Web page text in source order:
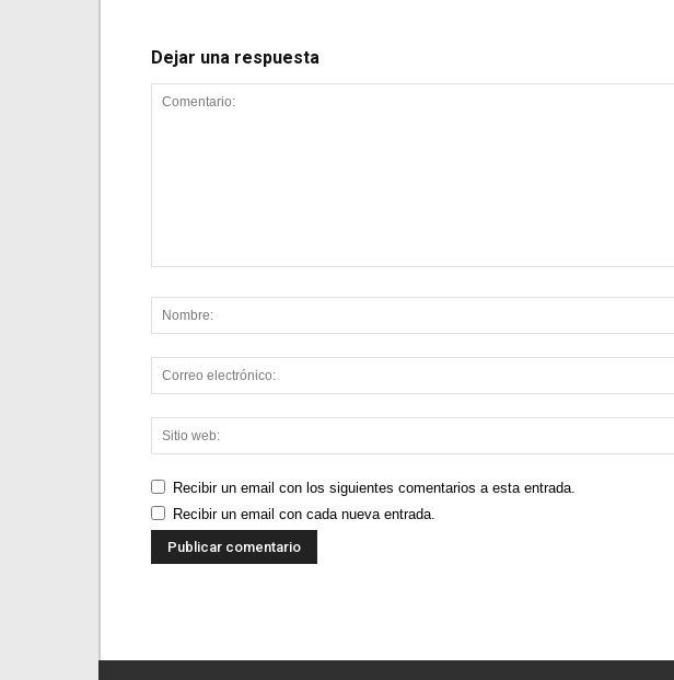
Dejar una respuesta
Recibir un email con los siguientes comentarios a esta entrada.
Recibir un email con cada nueva entrada.